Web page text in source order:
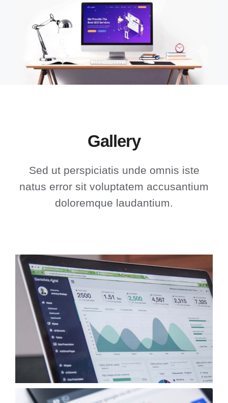
Gallery
Sed ut perspiciatis unde omnis iste
natus error sit voluptatem accusantium
doloremque laudantium.